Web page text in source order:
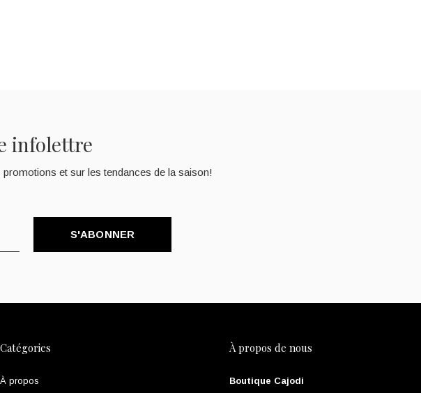
infolettre
et sur les tendances de la saison!
S'ABONNER
Catégories
À propos
À propos de nous
Boutique Cajodi